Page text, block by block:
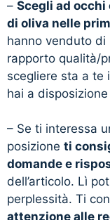
– Scegli ad
di oliva nelle
hanno venduto di
rapporto qualità/
scegliere sta a te
hai a disposizione
– Se ti interessa
posizione ti
domande e
dell’articolo. Lì
perplessità. Ti
attenzione alle